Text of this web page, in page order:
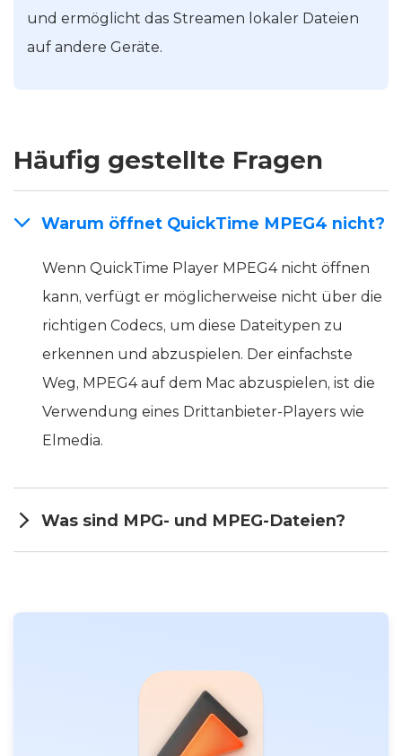
und ermöglicht das Streamen lokaler Dateien
auf andere Geräte.
Häufig gestellte Fragen
Warum öffnet QuickTime MPEG4 nicht?
Wenn QuickTime Player MPEG4 nicht öffnen
kann, verfügt er möglicherweise nicht über die
richtigen Codecs, um diese Dateitypen zu
erkennen und abzuspielen. Der einfachste
Weg, MPEG4 auf dem Mac abzuspielen, ist die
Verwendung eines Drittanbieter-Players wie
Elmedia.
Was sind MPG- und MPEG-Dateien?